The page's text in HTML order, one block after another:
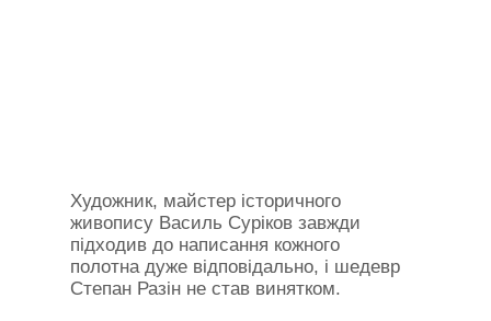
Художник, майстер історичного
живопису Василь Суріков завжди
підходив до написання кожного
полотна дуже відповідально, і шедевр
Степан Разін не став винятком.